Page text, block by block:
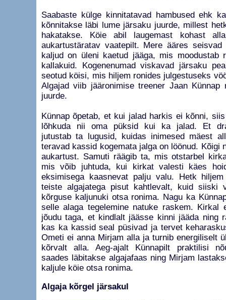
Saabaste külge kinnitatavad hambused ehk
kõnnitakse läbi lume järsaku juurde, millest
hakatakse. Köie abil laugemast kohast
aukartustäratav vaatepilt. Mere ääres seisvad
kaljud on üleni kaetud jääga, mis moodustab
kallakuid. Kogenenumad viskavad järsaku
seotud köisi, mis hiljem ronides julgestuseks
Algajad viib jääronimise treener Jaan Künnap
juurde.
Künnap õpetab, et kui jalad harkis ei kõnni,
lõhkuda nii oma püksid kui ka jalad. Et
jutustab ta lugusid, kuidas inimesed mäest
teravad kassid kogemata jalga on löönud. Kõigi
aukartust. Samuti räägib ta, mis otstarbel
mis võib juhtuda, kui kirkat valesti käes
eksimisega kaasnevat palju valu. Hetk
teiste algajatega pisut kahtlevalt, kuid siiski
kõrguse kaljunuki otsa ronima. Nagu ka
selle alaga tegelemine natuke raskem. Kirkal
jõudu taga, et kindlalt jäässe kinni jääda ning
kas ka kassid seal püsivad ja tervet
Ometi ei anna Mirjam alla ja turnib energiliselt
kõrvalt alla. Aeg-ajalt Künnapilt praktilisi
saades läbitakse algajafaas ning Mirjam
kaljule köie otsa ronima.
Algaja kõrgel järsakul